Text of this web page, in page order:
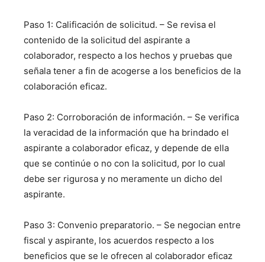
Paso 1: Calificación de solicitud. – Se revisa el
contenido de la solicitud del aspirante a
colaborador, respecto a los hechos y pruebas que
señala tener a fin de acogerse a los beneficios de la
colaboración eficaz.
Paso 2: Corroboración de información. – Se verifica
la veracidad de la información que ha brindado el
aspirante a colaborador eficaz, y depende de ella
que se continúe o no con la solicitud, por lo cual
debe ser rigurosa y no meramente un dicho del
aspirante.
Paso 3: Convenio preparatorio. – Se negocian entre
fiscal y aspirante, los acuerdos respecto a los
beneficios que se le ofrecen al colaborador eficaz